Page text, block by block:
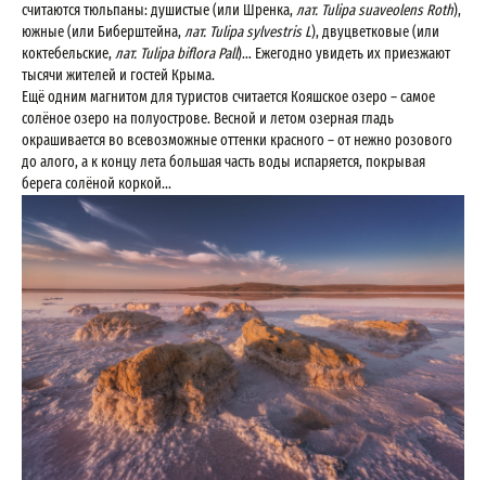
считаются тюльпаны: душистые (или Шренка,лат. Tulipa suaveolens Roth),
южные (или Биберштейна,лат. Tulipa sylvestris L), двуцветковые (или
коктебельские,лат. Tulipa biflora Pall)… Ежегодно увидеть их приезжают
тысячи жителей и гостей Крыма.
Ещё одним магнитом для туристов считается Кояшское озеро – самое
солёное озеро на полуострове. Весной и летом озерная гладь
окрашивается во всевозможные оттенки красного – от нежно розового
до алого, а к концу лета большая часть воды испаряется, покрывая
берега солёной коркой...